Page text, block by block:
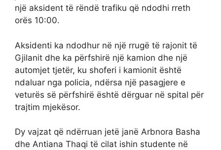
një aksident të rëndë trafiku që ndodhi rreth
orës 10:00.
Aksidenti ka ndodhur në një rrugë të rajonit të
Gjilanit dhe ka përfshirë një kamion dhe një
automjet tjetër, ku shoferi i kamionit është
ndaluar nga policia, ndërsa një pasagjere e
veturës së përfshirë është dërguar në spital për
trajtim mjekësor.
Dy vajzat që ndërruan jetë janë Arbnora Basha
dhe Antiana Thaqi të cilat ishin studente në